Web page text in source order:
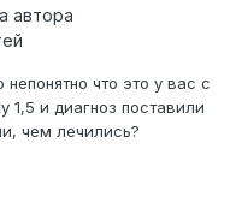
автора
что это у вас с
1,5 и диагноз поставили
чем лечились?